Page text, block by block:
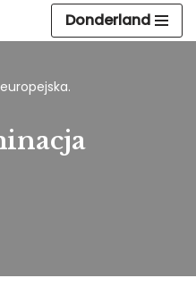
Donderland